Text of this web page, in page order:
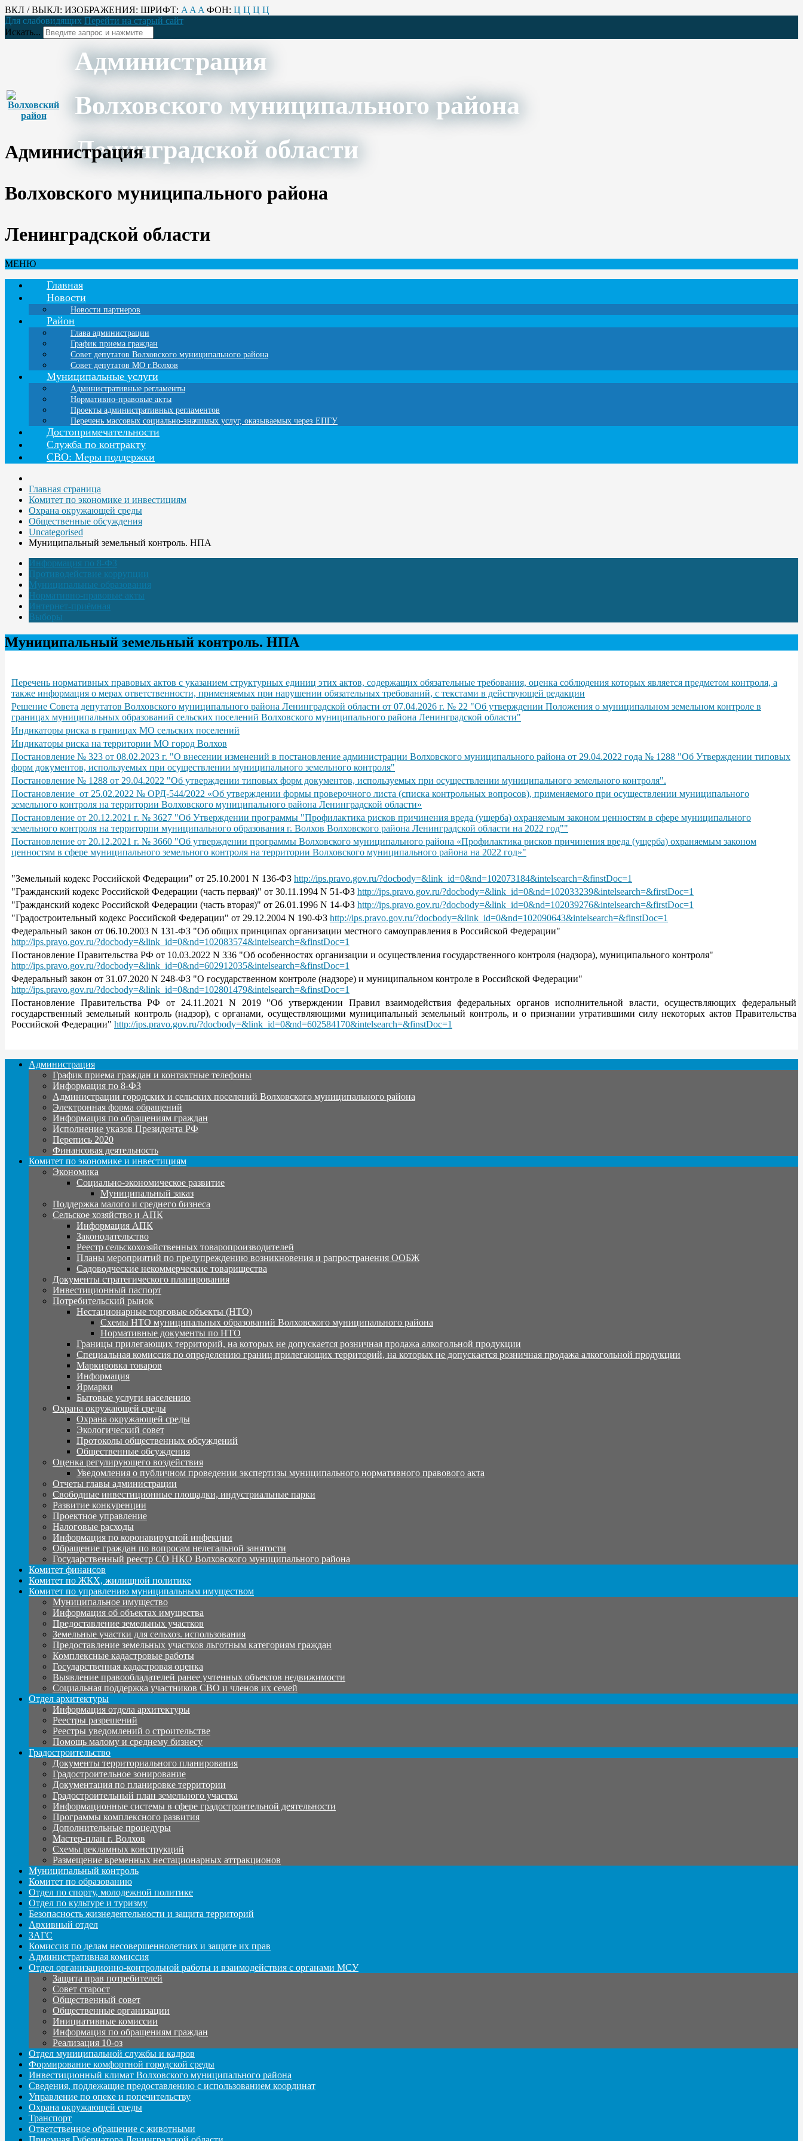
ВКЛ / ВЫКЛ: ИЗОБРАЖЕНИЯ: ШРИФТ: A A A ФОН: Ц Ц Ц Ц
Для слабовидящих Перейти на старый сайт
Искать...
Администрация
Волховского муниципального района
Ленинградской области
Администрация
Волховского муниципального района
Ленинградской области
МЕНЮ
Главная
Новости
Новости партнеров
Район
Глава администрации
График приема граждан
Совет депутатов Волховского муниципального района
Совет депутатов МО г.Волхов
Муниципальные услуги
Административные регламенты
Нормативно-правовые акты
Проекты административных регламентов
Перечень массовых социально-значимых услуг, оказываемых через ЕПГУ
Достопримечательности
Служба по контракту
СВО: Меры поддержки
Главная страница
Комитет по экономике и инвестициям
Охрана окружающей среды
Общественные обсуждения
Uncategorised
Муниципальный земельный контроль. НПА
Информация по 8-ФЗ
Противодействие коррупции
Муниципальные образования
Нормативно-правовые акты
Интернет-приёмная
Выборы
Муниципальный земельный контроль. НПА
Перечень нормативных правовых актов с указанием структурных единиц этих актов, содержащих обязательные требования, оценка соблюдения которых является предметом контроля, а
также информация о мерах ответственности, применяемых при нарушении обязательных требований, с текстами в действующей редакции
Решение Совета депутатов Волховского муниципального района Ленинградской области от 07.04.2026 г. № 22 "Об утверждении Положения о муниципальном земельном контроле в
границах муниципальных образований сельских поселений Волховского муниципального района Ленинградской области"
Индикаторы риска в границах МО сельских поселений
Индикаторы риска на территории МО город Волхов
Постановление № 323 от 08.02.2023 г. "О внесении изменений в постановление администрации Волховского муниципального района от 29.04.2022 года № 1288 "Об Утверждении типовых
форм документов, используемых при осуществлении муниципального земельного контроля"
Постановление № 1288 от 29.04.2022 "Об утверждении типовых форм документов, используемых при осуществлении муниципального земельного контроля".
Постановление от 25.02.2022 № ОРД-544/2022 «Об утверждении формы проверочного листа (списка контрольных вопросов), применяемого при осуществлении муниципального
земельного контроля на территории Волховского муниципального района Ленинградской области»
Постановление от 20.12.2021 г. № 3627 "Об Утверждении программы "Профилактика рисков причинения вреда (ущерба) охраняемым законом ценностям в сфере муниципального
земельного контроля на территорпи муниципального образования г. Волхов Волховского района Ленинградской области на 2022 год""
Постановление от 20.12.2021 г. № 3660 "Об утверждении программы Волховского муниципального района «Профилактика рисков причинения вреда (ущерба) охраняемым законом
ценностям в сфере муниципального земельного контроля на территории Волховского муниципального района на 2022 год»"
"Земельный кодекс Российской Федерации" от 25.10.2001 N 136-ФЗ http://ips.pravo.gov.ru/?docbody=&link_id=0&nd=102073184&intelsearch=&finstDoc=1
"Гражданский кодекс Российской Федерации (часть первая)" от 30.11.1994 N 51-ФЗ http://ips.pravo.gov.ru/?docbody=&link_id=0&nd=102033239&intelsearch=&firstDoc=1
"Гражданский кодекс Российской Федерации (часть вторая)" от 26.01.1996 N 14-ФЗ http://ips.pravo.gov.ru/?docbody=&link_id=0&nd=102039276&intelsearch=&firstDoc=1
"Градостроительный кодекс Российской Федерации" от 29.12.2004 N 190-ФЗ http://ips.pravo.gov.ru/?docbody=&link_id=0&nd=102090643&intelsearch=&finstDoc=1
Федеральный закон от 06.10.2003 N 131-ФЗ "Об общих принципах организации местного самоуправления в Российской Федерации"
http://ips.pravo.gov.ru/?docbody=&link_id=0&nd=102083574&intelsearch=&finstDoc=1
Постановление Правительства РФ от 10.03.2022 N 336 "Об особенностях организации и осуществления государственного контроля (надзора), муниципального контроля"
http://ips.pravo.gov.ru/?docbody=&link_id=0&nd=602912035&intelsearch=&finstDoc=1
Федеральный закон от 31.07.2020 N 248-ФЗ "О государственном контроле (надзоре) и муниципальном контроле в Российской Федерации"
http://ips.pravo.gov.ru/?docbody=&link_id=0&nd=102801479&intelsearch=&finstDoc=1
Постановление Правительства РФ от 24.11.2021 N 2019 "Об утверждении Правил взаимодействия федеральных органов исполнительной власти, осуществляющих федеральный
государственный земельный контроль (надзор), с органами, осуществляющими муниципальный земельный контроль, и о признании утратившими силу некоторых актов Правительства
Российской Федерации" http://ips.pravo.gov.ru/?docbody=&link_id=0&nd=602584170&intelsearch=&finstDoc=1
Администрация
График приема граждан и контактные телефоны
Информация по 8-ФЗ
Администрации городских и сельских поселений Волховского муниципального района
Электронная форма обращений
Информация по обращениям граждан
Исполнение указов Президента РФ
Перепись 2020
Финансовая деятельность
Комитет по экономике и инвестициям
Экономика
Социально-экономическое развитие
Муниципальный заказ
Поддержка малого и среднего бизнеса
Сельское хозяйство и АПК
Информация АПК
Законодательство
Реестр сельскохозяйственных товаропроизводителей
Планы мероприятий по предупреждению возникновения и рапространения ООБЖ
Садоводческие некоммерческие товарищества
Документы стратегического планирования
Инвестиционный паспорт
Потребительский рынок
Нестационарные торговые объекты (НТО)
Схемы НТО муниципальных образований Волховского муниципального района
Нормативные документы по НТО
Границы прилегающих территорий, на которых не допускается розничная продажа алкогольной продукции
Специальная комиссия по определению границ прилегающих территорий, на которых не допускается розничная продажа алкогольной продукции
Маркировка товаров
Информация
Ярмарки
Бытовые услуги населению
Охрана окружающей среды
Охрана окружающей среды
Экологический совет
Протоколы общественных обсуждений
Общественные обсуждения
Оценка регулирующего воздействия
Уведомления о публичном проведении экспертизы муниципального нормативного правового акта
Отчеты главы администрации
Свободные инвестиционные площадки, индустриальные парки
Развитие конкуренции
Проектное управление
Налоговые расходы
Информация по коронавирусной инфекции
Обращение граждан по вопросам нелегальной занятости
Государственный реестр СО НКО Волховского муниципального района
Комитет финансов
Комитет по ЖКХ, жилищной политике
Комитет по управлению муниципальным имуществом
Муниципальное имущество
Информация об объектах имущества
Предоставление земельных участков
Земельные участки для сельхоз. использования
Предоставление земельных участков льготным категориям граждан
Комплексные кадастровые работы
Государственная кадастровая оценка
Выявление правообладателей ранее учтенных объектов недвижимости
Социальная поддержка участников СВО и членов их семей
Отдел архитектуры
Информация отдела архитектуры
Реестры разрешений
Реестры уведомлений о строительстве
Помощь малому и среднему бизнесу
Градостроительство
Документы территориального планирования
Градостроительное зонирование
Документация по планировке территории
Градостроительный план земельного участка
Информационные системы в сфере градостроительной деятельности
Программы комплексного развития
Дополнительные процедуры
Мастер-план г. Волхов
Схемы рекламных конструкций
Размещение временных нестационарных аттракционов
Муниципальный контроль
Комитет по образованию
Отдел по спорту, молодежной политике
Отдел по культуре и туризму
Безопасность жизнедеятельности и защита территорий
Архивный отдел
ЗАГС
Комиссия по делам несовершеннолетних и защите их прав
Административная комиссия
Отдел организационно-контрольной работы и взаимодействия с органами МСУ
Защита прав потребителей
Совет старост
Общественный совет
Общественные организации
Инициативные комиссии
Информация по обращениям граждан
Реализация 10-оз
Отдел муниципальной службы и кадров
Формирование комфортной городской среды
Инвестиционный климат Волховского муниципального района
Сведения, подлежащие предоставлению с использованием координат
Управление по опеке и попечительству
Охрана окружающей среды
Транспорт
Ответственное обращение с животными